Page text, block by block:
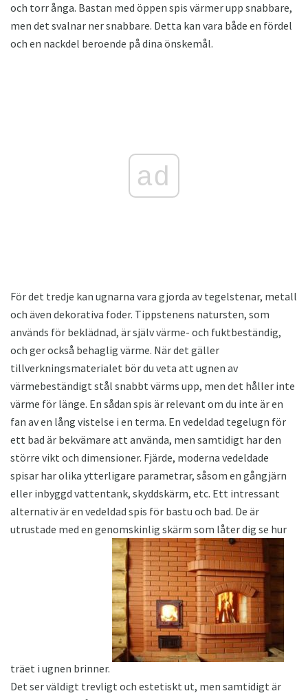
och torr ånga. Bastan med öppen spis värmer upp snabbare,
men det svalnar ner snabbare. Detta kan vara både en fördel
och en nackdel beroende på dina önskemål.
ad
För det tredje kan ugnarna vara gjorda av tegelstenar, metall
och även dekorativa foder. Tippstenens natursten, som
används för beklädnad, är själv värme- och fuktbeständig,
och ger också behaglig värme. När det gäller
tillverkningsmaterialet bör du veta att ugnen av
värmebeständigt stål snabbt värms upp, men det håller inte
värme för länge. En sådan spis är relevant om du inte är en
fan av en lång vistelse i en terma. En vedeldad tegelugn för
ett bad är bekvämare att använda, men samtidigt har den
större vikt och dimensioner. Fjärde, moderna vedeldade
spisar har olika ytterligare parametrar, såsom en gångjärn
eller inbyggd vattentank, skyddskärm, etc. Ett intressant
alternativ är en vedeldad spis för bastu och bad. De är
utrustade med en genomskinlig skärm som låter dig se hur
träet i ugnen brinner.
Det ser väldigt trevligt och estetiskt ut, men samtidigt är